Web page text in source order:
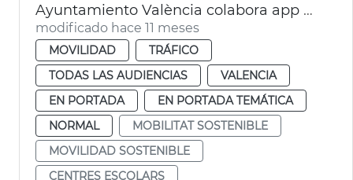
Ayuntamiento València colabora app Waze seguridad vial colegios
modificado hace 11 meses
MOVILIDAD
TRÁFICO
TODAS LAS AUDIENCIAS
VALENCIA
EN PORTADA
EN PORTADA TEMÁTICA
NORMAL
MOBILITAT SOSTENIBLE
MOVILIDAD SOSTENIBLE
CENTRES ESCOLARS